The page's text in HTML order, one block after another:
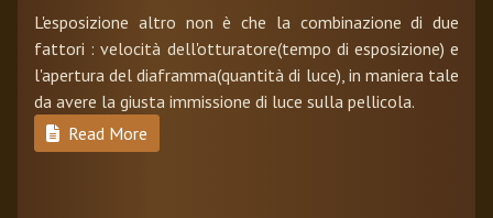
L'esposizione altro non è che la combinazione di due
fattori : velocità dell'otturatore(tempo di esposizione) e
l'apertura del diaframma(quantità di luce), in maniera tale
da avere la giusta immissione di luce sulla pellicola.
Read More